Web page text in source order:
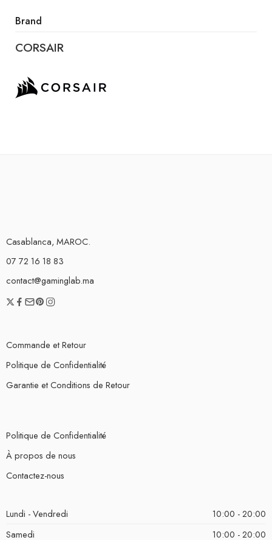
Brand
CORSAIR
Casablanca, MAROC.
07 72 16 18 83
contact@gaminglab.ma
Commande et Retour
Politique de Confidentialité
Garantie et Conditions de Retour
Politique de Confidentialité
À propos de nous
Contactez-nous
Lundi - Vendredi
10:00 - 20:00
Samedi
10:00 - 20:00